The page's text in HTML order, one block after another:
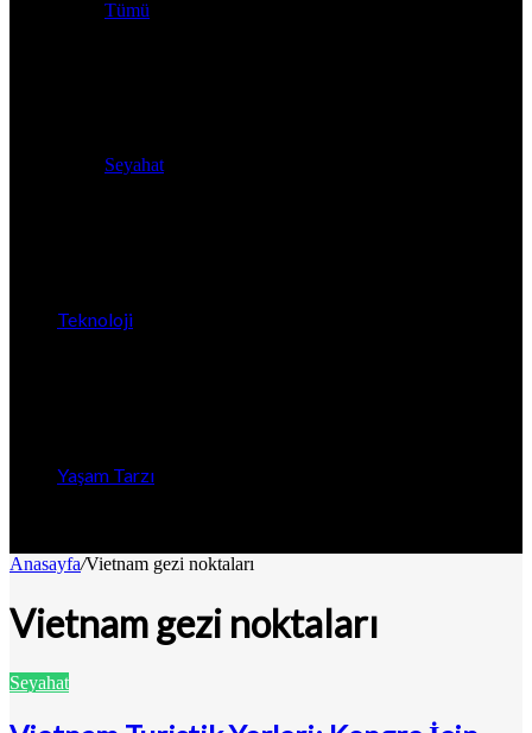
Tümü
Seyahat
Teknoloji
Yaşam Tarzı
Anasayfa/Vietnam gezi noktaları
Vietnam gezi noktaları
Seyahat